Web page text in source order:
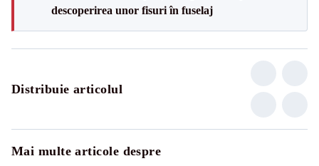
descoperirea unor fisuri în fuselaj
Distribuie articolul
Mai multe articole despre